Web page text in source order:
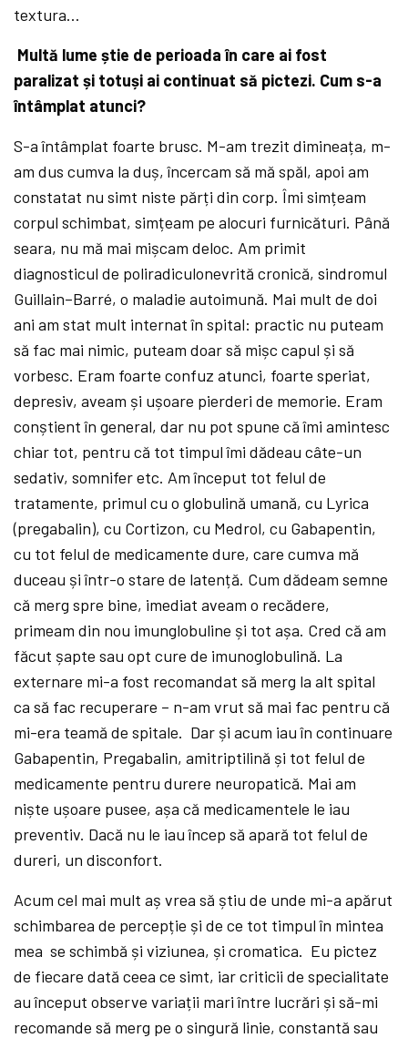
textura…
Multă lume știe de perioada în care ai fost
paralizat și totuși ai continuat să pictezi. Cum s-a
întâmplat atunci?
S-a întâmplat foarte brusc. M-am trezit dimineața, m-
am dus cumva la duș, încercam să mă spăl, apoi am
constatat nu simt niste părți din corp. Îmi simțeam
corpul schimbat, simțeam pe alocuri furnicături. Până
seara, nu mă mai mișcam deloc. Am primit
diagnosticul de poliradiculonevrită cronică, sindromul
Guillain–Barré, o maladie autoimună. Mai mult de doi
ani am stat mult internat în spital: practic nu puteam
să fac mai nimic, puteam doar să mișc capul și să
vorbesc. Eram foarte confuz atunci, foarte speriat,
depresiv, aveam și ușoare pierderi de memorie. Eram
conștient în general, dar nu pot spune că îmi amintesc
chiar tot, pentru că tot timpul îmi dădeau câte-un
sedativ, somnifer etc. Am început tot felul de
tratamente, primul cu o globulină umană, cu Lyrica
(pregabalin), cu Cortizon, cu Medrol, cu Gabapentin,
cu tot felul de medicamente dure, care cumva mă
duceau și într-o stare de latență. Cum dădeam semne
că merg spre bine, imediat aveam o recădere,
primeam din nou imunglobuline și tot așa. Cred că am
făcut șapte sau opt cure de imunoglobulină. La
externare mi-a fost recomandat să merg la alt spital
ca să fac recuperare – n-am vrut să mai fac pentru că
mi-era teamă de spitale. Dar și acum iau în continuare
Gabapentin, Pregabalin, amitriptilină și tot felul de
medicamente pentru durere neuropatică. Mai am
niște ușoare pusee, așa că medicamentele le iau
preventiv. Dacă nu le iau încep să apară tot felul de
dureri, un disconfort.
Acum cel mai mult aș vrea să știu de unde mi-a apărut
schimbarea de percepție și de ce tot timpul în mintea
mea se schimbă și viziunea, și cromatica. Eu pictez
de fiecare dată ceea ce simt, iar criticii de specialitate
au început observe variații mari între lucrări și să-mi
recomande să merg pe o singură linie, constantă sau